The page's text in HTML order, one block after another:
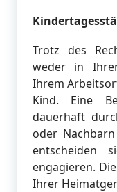
Trotz des
weder in
Ihrem
Kind. Eine
dauerhaft
oder
entscheiden
engagieren.
Ihrer